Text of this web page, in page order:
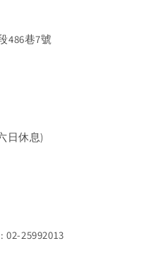
486巷7號
日休息)
02-25992013